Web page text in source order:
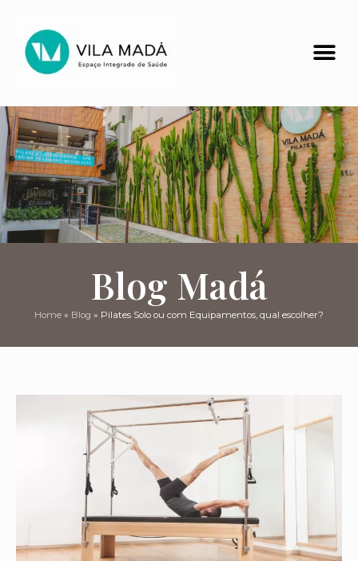
Blog Madá
Home » Blog » Pilates Solo ou com Equipamentos, qual escolher?